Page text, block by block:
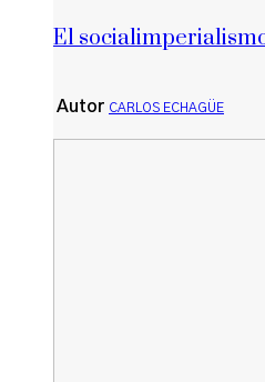
El
Autor CARLOS ECHAGÜE